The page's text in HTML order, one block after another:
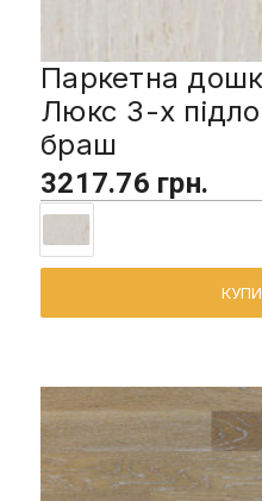
Паркетна
Люкс 3-х
браш
3217.76 грн.